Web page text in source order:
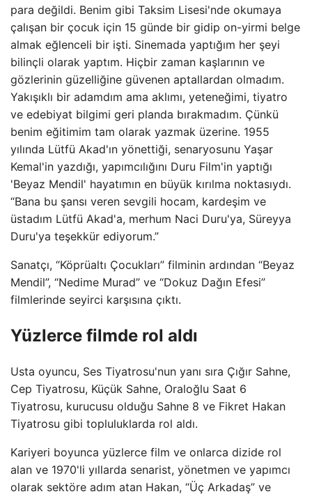
para değildi. Benim gibi Taksim Lisesi'nde okumaya
çalışan bir çocuk için 15 günde bir gidip on-yirmi belge
almak eğlenceli bir işti. Sinemada yaptığım her şeyi
bilinçli olarak yaptım. Hiçbir zaman kaşlarının ve
gözlerinin güzelliğine güvenen aptallardan olmadım.
Yakışıklı bir adamdım ama aklımı, yeteneğimi, tiyatro
ve edebiyat bilgimi geri planda bırakmadım. Çünkü
benim eğitimim tam olarak yazmak üzerine. 1955
yılında Lütfü Akad'ın yönettiği, senaryosunu Yaşar
Kemal'in yazdığı, yapımcılığını Duru Film'in yaptığı
'Beyaz Mendil' hayatımın en büyük kırılma noktasıydı.
“Bana bu şansı veren sevgili hocam, kardeşim ve
üstadım Lütfü Akad'a, merhum Naci Duru'ya, Süreyya
Duru'ya teşekkür ediyorum.”
Sanatçı, “Köprüaltı Çocukları” filminin ardından “Beyaz
Mendil”, “Nedime Murad” ve “Dokuz Dağın Efesi”
filmlerinde seyirci karşısına çıktı.
Yüzlerce filmde rol aldı
Usta oyuncu, Ses Tiyatrosu'nun yanı sıra Çığır Sahne,
Cep Tiyatrosu, Küçük Sahne, Oraloğlu Saat 6
Tiyatrosu, kurucusu olduğu Sahne 8 ve Fikret Hakan
Tiyatrosu gibi topluluklarda rol aldı.
Kariyeri boyunca yüzlerce film ve onlarca dizide rol
alan ve 1970'li yıllarda senarist, yönetmen ve yapımcı
olarak sektöre adım atan Hakan, “Üç Arkadaş” ve